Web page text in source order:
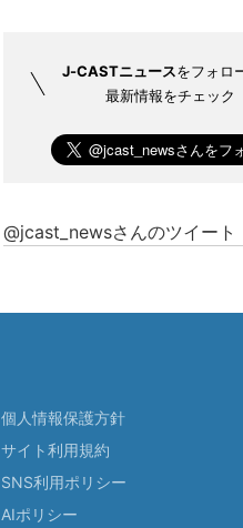
J-CASTニュースをフォロ
最新情報をチェック
@jcast_newsさんのツイート
個人情報保護方針
サイト利用規約
SNS利用ポリシー
AIポリシー